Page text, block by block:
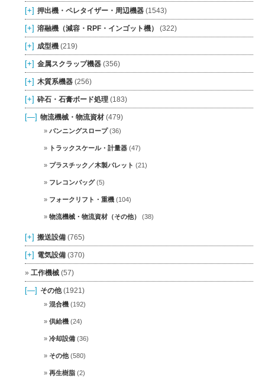
[+] 押出機・ペレタイザー・周辺機器 (1543)
[+] 溶融機（減容・RPF・インゴット機） (322)
[+] 成型機 (219)
[+] 金属スクラップ機器 (356)
[+] 木質系機器 (256)
[+] 砕石・石膏ボード処理 (183)
[—] 物流機械・物流資材 (479)
バンニングスロープ(36)
トラックスケール・計量器 (47)
プラスチック／木製パレット (21)
フレコンバッグ(5)
フォークリフト・重機 (104)
物流機械・物流資材（その他） (38)
[+] 搬送設備 (765)
[+] 電気設備 (370)
工作機械 (57)
[—] その他(1921)
混合機 (192)
供給機 (24)
冷却設備 (36)
その他(580)
再生樹脂 (2)